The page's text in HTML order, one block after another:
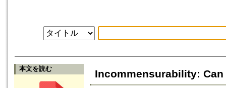
本文を読む Incommensurability: